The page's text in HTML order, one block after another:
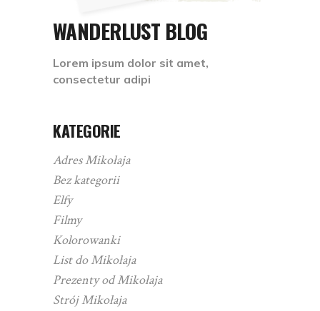
WANDERLUST BLOG
Lorem ipsum dolor sit amet,
consectetur adipi
KATEGORIE
Adres Mikołaja
Bez kategorii
Elfy
Filmy
Kolorowanki
List do Mikołaja
Prezenty od Mikołaja
Strój Mikołaja